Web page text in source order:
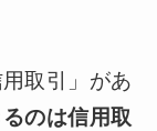
取引」があ
のは信用取